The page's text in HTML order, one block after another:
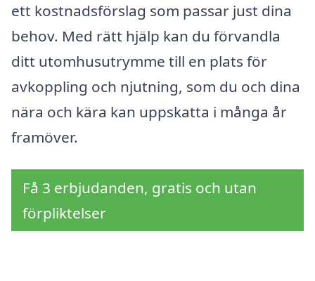
ett kostnadsförslag som passar just dina
behov. Med rätt hjälp kan du förvandla
ditt utomhusutrymme till en plats för
avkoppling och njutning, som du och dina
nära och kära kan uppskatta i många år
framöver.
Få 3 erbjudanden, gratis och utan
förpliktelser